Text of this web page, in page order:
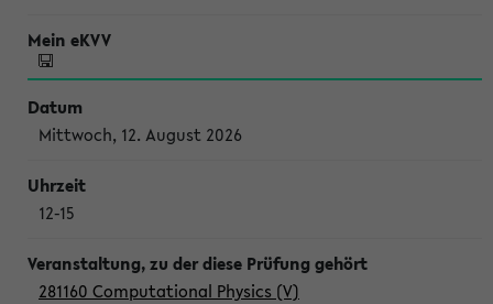
Mittwoch, 12. August 2026
12-15
281160 Computational Physics (V)